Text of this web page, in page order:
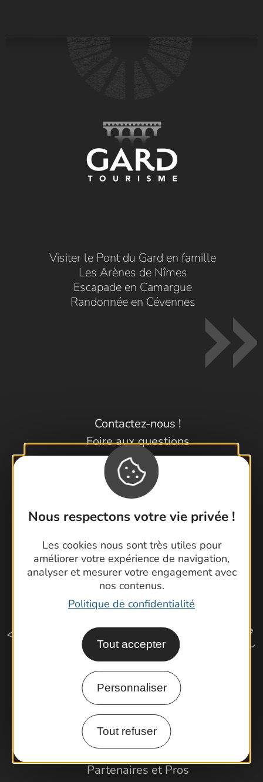
Nous respectons votre vie privée !
Les cookies nous sont très utiles pour
améliorer votre expérience de navigation,
analyser et mesurer votre engagement avec
nos contenus.
Politique de confidentialité
Tout accepter
Personnaliser
Tout refuser
Visiter le Pont du Gard en famille
Les Arènes de Nîmes
Escapade en Camargue
Randonnée en Cévennes
Contactez-nous !
Foire aux questions
Brochures
Cartoguides et Topoguides
Latitude Gard
Comment venir ?
Espace Pro
Observatoire
Partenaires et Pros